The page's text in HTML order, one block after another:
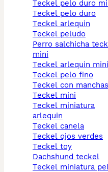
teckel pelo duro
teckel pelo duro
teckel arlequin
teckel peludo
perro salchicha teckel
mini
teckel arlequin mini
teckel pelo fino
teckel con manchas
teckel mini
teckel miniatura
arlequin
teckel canela
teckel ojos verdes
teckel toy
dachshund teckel
teckel miniatura pelo